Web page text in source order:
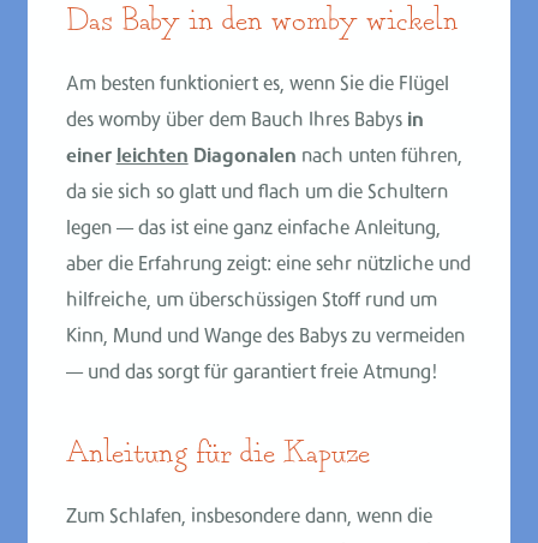
Das Baby in den womby wickeln
Am besten funktioniert es, wenn Sie die Flügel
des womby über dem Bauch Ihres Babys in
einer leichten Diagonalen nach unten führen,
da sie sich so glatt und flach um die Schultern
legen — das ist eine ganz einfache Anleitung,
aber die Erfahrung zeigt: eine sehr nützliche und
hilfreiche, um überschüssigen Stoff rund um
Kinn, Mund und Wange des Babys zu vermeiden
— und das sorgt für garantiert freie Atmung!
Anleitung für die Kapuze
Zum Schlafen, insbesondere dann, wenn die